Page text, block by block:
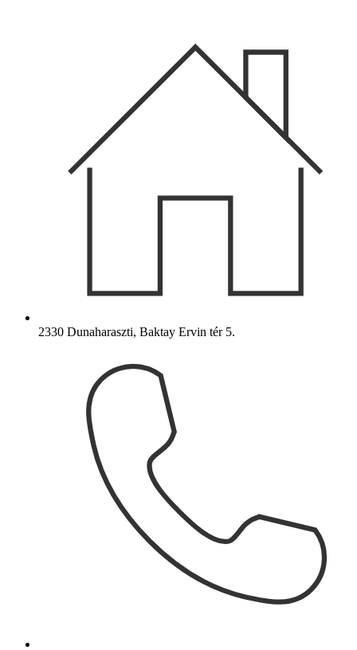
2330 Dunaharaszti, Baktay Ervin tér 5.